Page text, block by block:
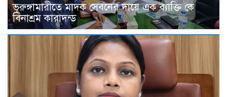
ভূরুঙ্গামারীতে মাদক সেবনের দায়ে এক ব্যাক্তি কে
বিনাশ্রম কারাদন্ড